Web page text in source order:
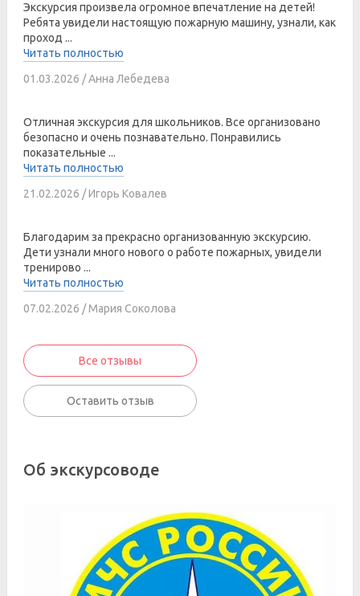
Экскурсия произвела огромное впечатление на детей!
Ребята увидели настоящую пожарную машину, узнали, как
проход ...
Читать полностью
01.03.2026 / Анна Лебедева
Отличная экскурсия для школьников. Все организовано
безопасно и очень познавательно. Понравились
показательные ...
Читать полностью
21.02.2026 / Игорь Ковалев
Благодарим за прекрасно организованную экскурсию.
Дети узнали много нового о работе пожарных, увидели
тренирово ...
Читать полностью
07.02.2026 / Мария Соколова
Все отзывы
Оставить отзыв
Об экскурсоводе